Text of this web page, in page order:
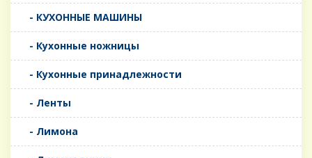
- КУХОННЫЕ МАШИНЫ
- Кухонные ножницы
- Кухонные принадлежности
- Ленты
- Лимона